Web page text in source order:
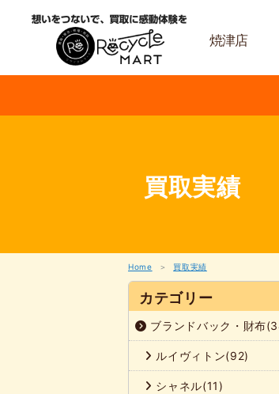
焼津店
買取実績
Home 買取実績
カテゴリー
ブランドバック・財布
ルイヴィトン(92)
シャネル(11)